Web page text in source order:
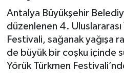
Antalya Büyükşehir
düzenlenen 4. Uluslararası
Festivali, sağanak yağışa
de büyük bir coşku içinde
Yörük Türkmen
Gündem
Günün Manşetleri
Son Dakika Haberleri
Haber Arşivi